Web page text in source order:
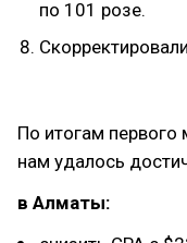
по 101 розе.
По итогам первого
нам удалось
в Алматы: